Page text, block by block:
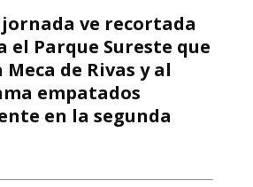
ve recortada
el Parque Sureste que
de Rivas y al
empatados
en la segunda